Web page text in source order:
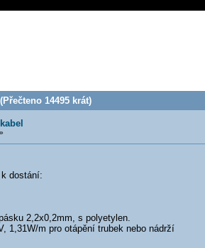
14495 krát)
dostání:
2,2x0,2mm, s polyetylen.
1,31W/m pro otápění trubek nebo nádrží